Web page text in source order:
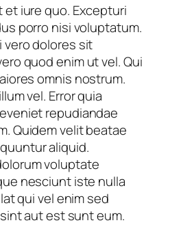
et iure quo. Excepturi
porro nisi voluptatum.
vero dolores sit
quod enim ut vel. Qui
omnis nostrum.
vel. Error quia
repudiandae
Quidem velit beatae
aliquid.
voluptate
nesciunt iste nulla
qui vel enim sed
aut est sunt eum.